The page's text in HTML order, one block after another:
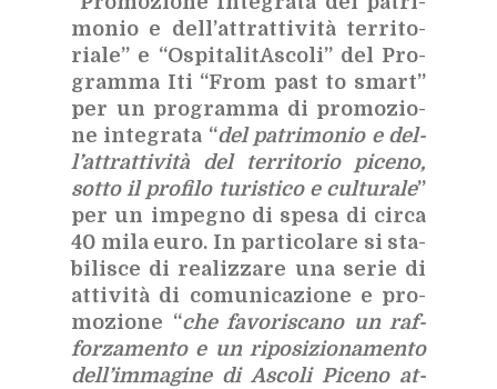
mo­nio e del­l’at­trat­ti­vi­tà ter­ri­to­
ria­le” e “Ospi­ta­li­tA­sco­li” del Pro­
gram­ma Iti “From past to smart”
per un pro­gram­ma di pro­mo­zio­
ne in­te­gra­ta “del pa­tri­mo­nio e del­
l’at­trat­ti­vi­tà del ter­ri­to­rio pi­ce­no,
sot­to il pro­fi­lo tu­ri­sti­co e cul­tu­ra­le”
per un im­pe­gno di spe­sa di cir­ca
40 mila euro. In par­ti­co­la­re si sta­
bi­li­sce di rea­liz­za­re una se­rie di
at­ti­vi­tà di co­mu­ni­ca­zio­ne e pro­
mo­zio­ne “che fa­vo­ri­sca­no un raf­
for­za­men­to e un ri­po­si­zio­na­men­to
del­l’im­ma­gi­ne di Asco­li Pi­ce­no at­